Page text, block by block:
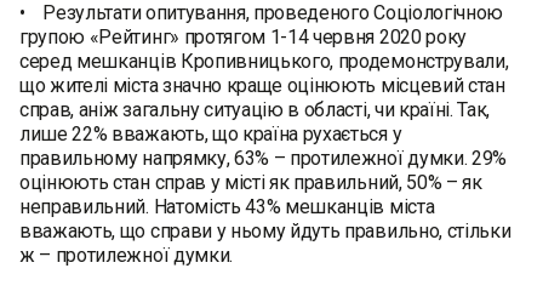
• Результати опитування, проведеного Соціологічною
групою «Рейтинг» протягом 1-14 червня 2020 року
серед мешканців Кропивницького, продемонстрували,
що жителі міста значно краще оцінюють місцевий стан
справ, аніж загальну ситуацію в області, чи країні. Так,
лише 22% вважають, що країна рухається у
правильному напрямку, 63% – протилежної думки. 29%
оцінюють стан справ у місті як правильний, 50% – як
неправильний. Натомість 43% мешканців міста
вважають, що справи у ньому йдуть правильно, стільки
ж – протилежної думки.